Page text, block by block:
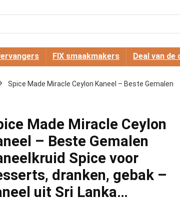
FIX smaakmakers Deal van de
Spice Made Miracle Ceylon Kaneel – Beste Gemalen
Made Miracle Ceylon
– Beste Gemalen
Spice voor
dranken, gebak –
uit Sri Lanka…